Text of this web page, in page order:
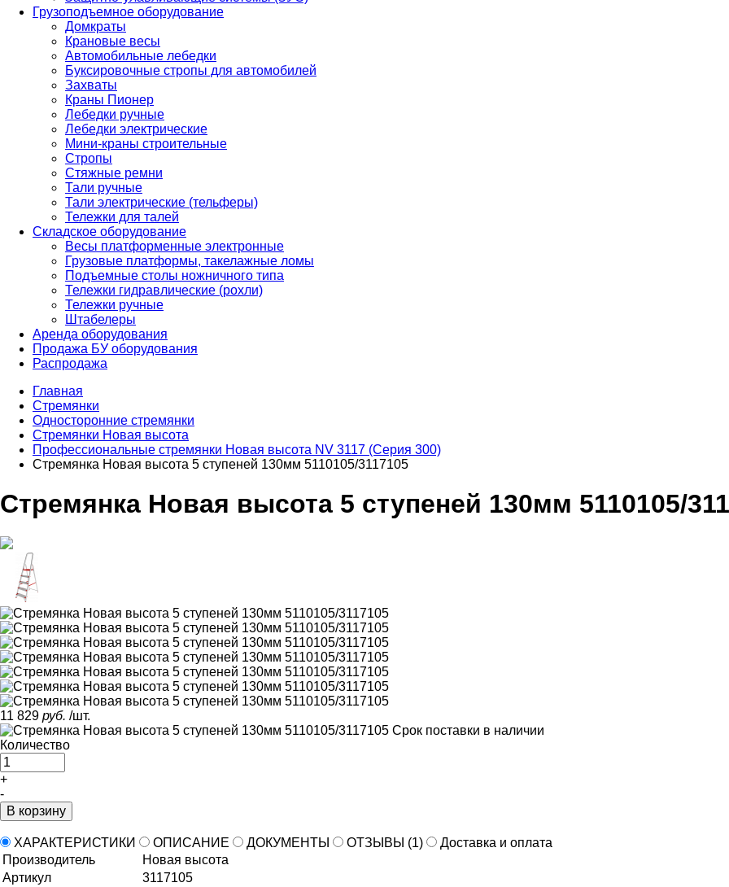
Грузоподъемное оборудование
Домкраты
Крановые весы
Автомобильные лебедки
Буксировочные стропы для автомобилей
Захваты
Краны Пионер
Лебедки ручные
Лебедки электрические
Мини-краны строительные
Стропы
Стяжные ремни
Тали ручные
Тали электрические (тельферы)
Тележки для талей
Складское оборудование
Весы платформенные электронные
Грузовые платформы, такелажные ломы
Подъемные столы ножничного типа
Тележки гидравлические (рохли)
Тележки ручные
Штабелеры
Аренда оборудования
Продажа БУ оборудования
Распродажа
Главная
Стремянки
Односторонние стремянки
Стремянки Новая высота
Профессиональные стремянки Новая высота NV 3117 (Серия 300)
Стремянка Новая высота 5 ступеней 130мм 5110105/3117105
Стремянка Новая высота 5 ступеней 130мм 5110105/
11 829 руб. /шт.
Срок поставки в наличии
Количество
+
-
В корзину
ХАРАКТЕРИСТИКИ ОПИСАНИЕ ДОКУМЕНТЫ ОТЗЫВЫ (1)
Доставка и оплата
Производитель
Новая высота
Артикул
3117105